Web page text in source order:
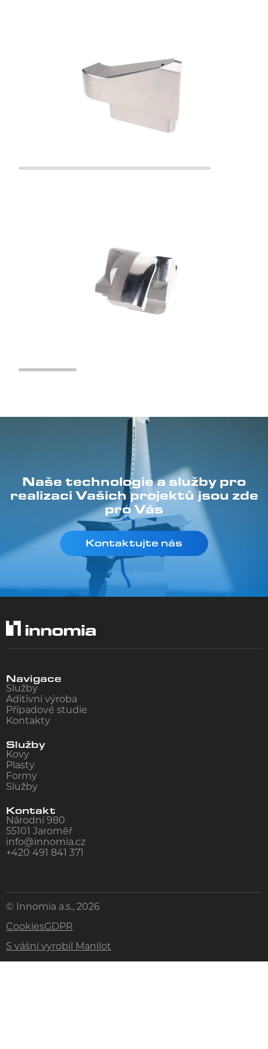
Naše technologie a služby pro
realizaci Vašich projektů jsou zde
pro Vás
Kontaktujte nás
Jméno a Příjmení:
Telefon kontaktní osoby:
E-mail kontaktní osoby:
Souhlasím sezpracováním osobních údajů
Navigace
Služby
Aditivní výroba
Případové studie
Kontakty
Služby
Kovy
Plasty
Formy
Služby
Kontakt
Národní 980
55101
Jaroměř
info@innomia.cz
+420 491 841 371
© Innomia a.s., 2026
CookiesGDPR
S vášní vyrobil Manilot